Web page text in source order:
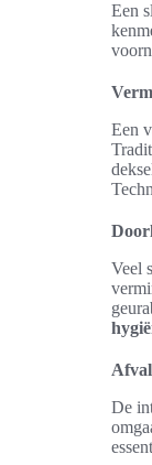
Een
Een
Veel
De